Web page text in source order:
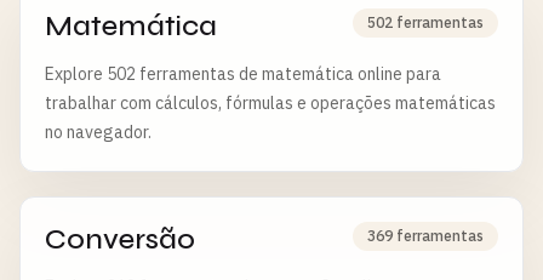
Matemática 502 ferramentas
Explore 502 ferramentas de matemática online para
trabalhar com cálculos, fórmulas e operações matemáticas
no navegador.
Conversão 369 ferramentas